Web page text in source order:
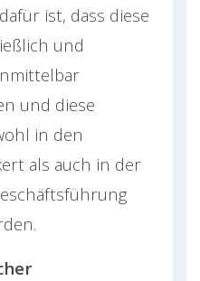
ist, dass diese
und
und diese
in den
als auch in der